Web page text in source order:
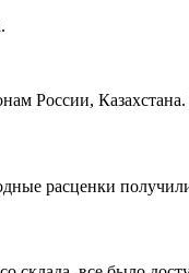
России,
расценки